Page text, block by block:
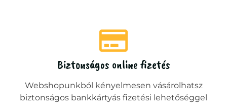
Biztonságos online fizetés
Webshopunkból kényelmesen vásárolhatsz
biztonságos bankkártyás fizetési lehetőséggel